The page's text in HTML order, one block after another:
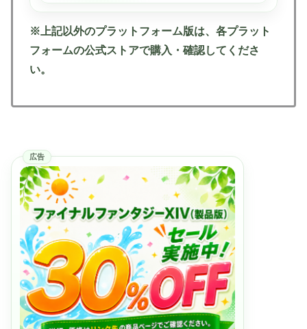
※上記以外のプラットフォーム版は、各プラット
フォームの公式ストアで購入・確認してくださ
い。
広告